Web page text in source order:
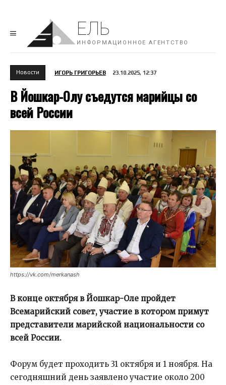
ЕЛЬ
ИНФОРМАЦИОННОЕ АГЕНТСТВО
Новости ИГОРЬ ГРИГОРЬЕВ 23.10.2025, 12:37
В Йошкар-Олу съедутся марийцы со
всей России
https://vk.com/merkanash
В конце октября в Йошкар-Оле пройдет
Всемарийский совет, участие в котором примут
представители марийской национальности со
всей России.
Форум будет проходить 31 октября и 1 ноября. На
сегодняшний день заявлено участие около 200